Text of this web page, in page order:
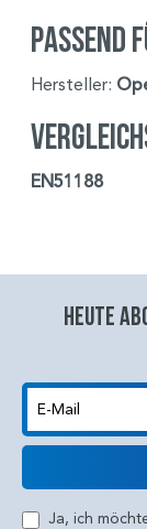
Passend
Hersteller:
EN51188
Heute
E-Mail
Ja, ich